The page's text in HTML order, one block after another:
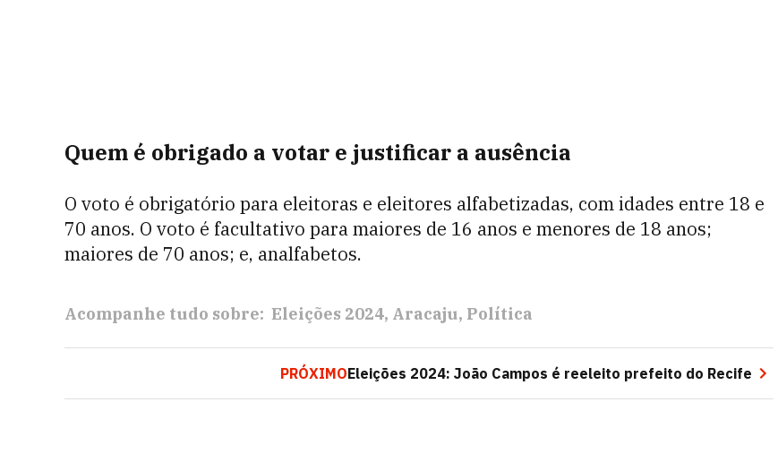
Quem é obrigado a votar e justificar a ausência
O voto é obrigatório para eleitoras e eleitores alfabetizadas, com idades entre 18 e
70 anos. O voto é facultativo para maiores de 16 anos e menores de 18 anos;
maiores de 70 anos; e, analfabetos.
Acompanhe tudo sobre: Eleições 2024 Aracaju Política
PRÓXIMOEleições 2024: João Campos é reeleito prefeito do Recife